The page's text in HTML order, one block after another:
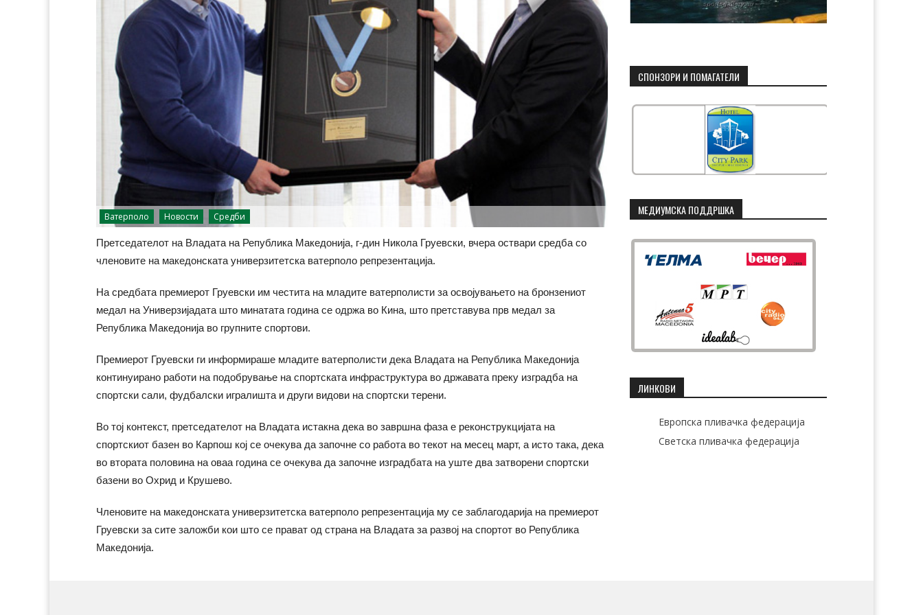
Ватерполо Новости Средби
Претседателот на Владата на Република Македонија, г-дин Никола Груевски, вчера оствари средба со
членовите на македонската универзитетска ватерполо репрезентација.
На средбата премиерот Груевски им честита на младите ватерполисти за освојувањето на бронзениот
медал на Универзијадата што минатата година се одржа во Кина, што претставува прв медал за
Република Македонија во групните спортови.
Премиерот Груевски ги информираше младите ватерполисти дека Владата на Република Македонија
континуирано работи на подобрување на спортската инфраструктура во државата преку изградба на
спортски сали, фудбалски игралишта и други видови на спортски терени.
Во тој контекст, претседателот на Владата истакна дека во завршна фаза е реконструкцијата на
спортскиот базен во Карпош кој се очекува да започне со работа во текот на месец март, а исто така, дека
во втората половина на оваа година се очекува да започне изградбата на уште два затворени спортски
базени во Охрид и Крушево.
Членовите на македонската универзитетска ватерполо репрезентација му се заблагодарија на премиерот
Груевски за сите заложби кои што се прават од страна на Владата за развој на спортот во Република
Македонија.
СПОНЗОРИ И ПОМАГАТЕЛИ
МЕДИУМСКА ПОДДРШКА
ЛИНКОВИ
Европска пливачка федерација
Светска пливачка федерација